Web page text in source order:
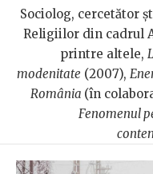
Sociolog, cercetător
Religiilor din cadrul
printre altele,
modenitate (2007),
România (în
Fenomenul